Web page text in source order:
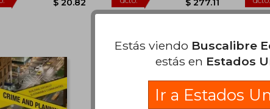
Estás viendo Buscalibre
estás en Estados
Ir a Estados